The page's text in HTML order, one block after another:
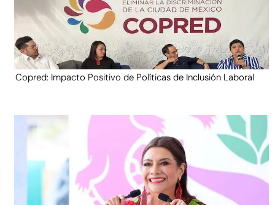
Copred: Impacto Positivo de Políticas de Inclusión Laboral